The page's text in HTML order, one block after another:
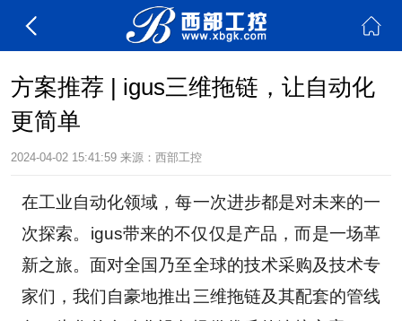
方案推荐 | igus三维拖链，让自动化
更简单
2024-04-02 15:41:59 来源：西部工控
在工业自动化领域，每一次进步都是对未来的一
次探索。igus带来的不仅仅是产品，而是一场革
新之旅。面对全国乃至全球的技术采购及技术专
家们，我们自豪地推出三维拖链及其配套的管线